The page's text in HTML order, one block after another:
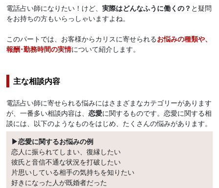
電話占い師になりたい！けど、実際はどんなふうに働くの？ と疑問
をお持ちの方もいらっしゃいますよね。
このパートでは、お客様からカリスに寄せられるお悩みの種類や、
報酬･勤務時間の実情について紹介します。
主な相談内容
電話占い師に寄せられる悩みにはさまざまなカテゴリーがあります
が、一番多い相談内容は、恋愛に関するものです。恋愛に関する相
談には、以下のようなものをはじめ、たくさんの悩みがあります。
▶恋愛に関するお悩みの例
恋人に振られてしまい、復縁したい
彼氏と音信不通な状況を打破したい
片思いしている相手の気持ちを知りたい
好きになった人が既婚者だった